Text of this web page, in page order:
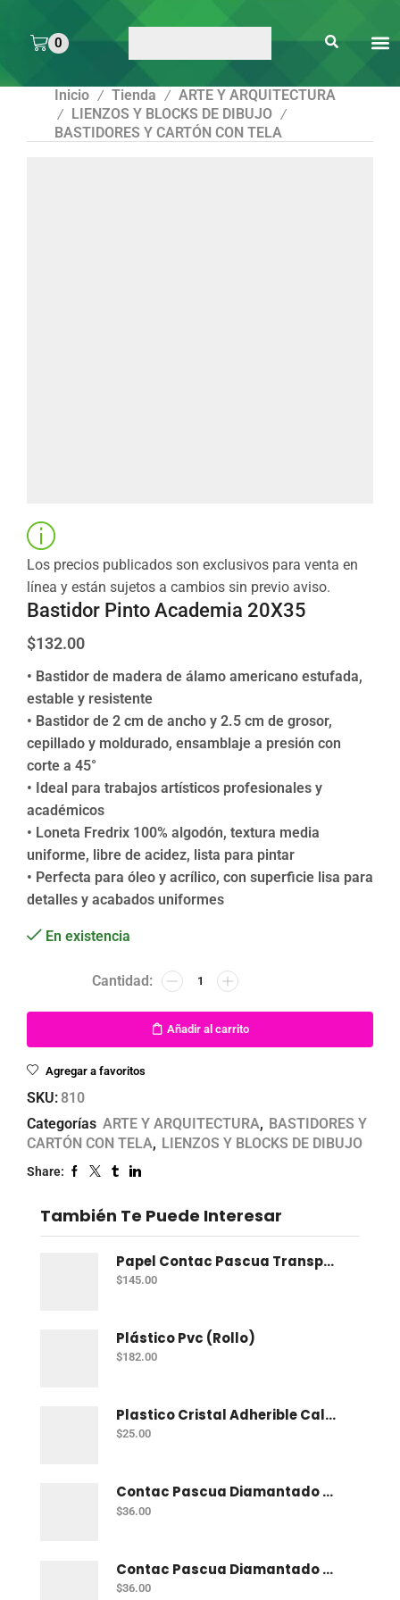
0
Inicio / Tienda / ARTE Y ARQUITECTURA
/ LIENZOS Y BLOCKS DE DIBUJO /
BASTIDORES Y CARTÓN CON TELA
Los precios publicados son exclusivos para venta en
línea y están sujetos a cambios sin previo aviso.
Bastidor Pinto Academia 20X35
$132.00
• Bastidor de madera de álamo americano estufada,
estable y resistente
• Bastidor de 2 cm de ancho y 2.5 cm de grosor,
cepillado y moldurado, ensamblaje a presión con
corte a 45°
• Ideal para trabajos artísticos profesionales y
académicos
• Loneta Fredrix 100% algodón, textura media
uniforme, libre de acidez, lista para pintar
• Perfecta para óleo y acrílico, con superficie lisa para
detalles y acabados uniformes
En existencia
Añadir al carrito
Agregar a favoritos
SKU: 810
Categorías ARTE Y ARQUITECTURA, BASTIDORES Y
CARTÓN CON TELA, LIENZOS Y BLOCKS DE DIBUJO
Share:
También Te Puede Interesar
Papel Contac Pascua Transparente 45 Cm X 20 Mt
$145.00
Plástico Pvc (Rollo)
$182.00
Plastico Cristal Adherible Cal. 4 Mt
$25.00
Contac Pascua Diamantado 2 Mt Fiusha
$36.00
Contac Pascua Diamantado 2 Mt Dorado
$36.00